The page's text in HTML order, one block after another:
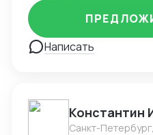
Написать
Константин
Санкт-